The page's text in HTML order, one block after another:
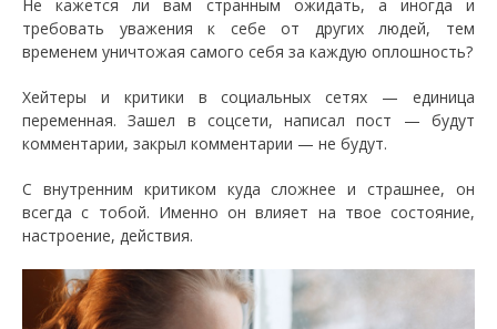
Не кажется ли вам странным ожидать, а иногда и
требовать уважения к себе от других людей, тем
временем уничтожая самого себя за каждую оплошность?
Хейтеры и критики в социальных сетях — единица
переменная. Зашел в соцсети, написал пост — будут
комментарии, закрыл комментарии — не будут.
С внутренним критиком куда сложнее и страшнее, он
всегда с тобой. Именно он влияет на твое состояние,
настроение, действия.